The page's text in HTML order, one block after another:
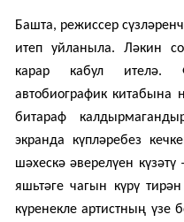
Башта, режиссер
итеп уйланыла.
Ләкин
карар кабул ителә.
автобиографик китабына
битараф
экранда күпләребез
шәхескә әверелүен
яшьтәге чагын күрү
күренекле артистның үзе